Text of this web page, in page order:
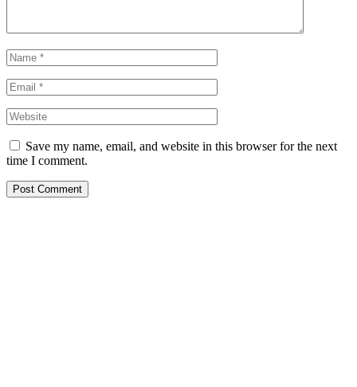
Save my name, email, and website in this browser for the next
time I comment.